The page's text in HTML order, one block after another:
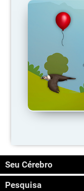
Seu Cérebro
Pesquisa